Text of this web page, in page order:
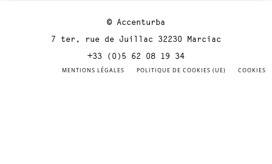
© Accenturba
7 ter, rue de Juillac 32230 Marciac
+33 (0)5 62 08 19 34
MENTIONS LÉGALES POLITIQUE DE COOKIES (UE) COOKIES